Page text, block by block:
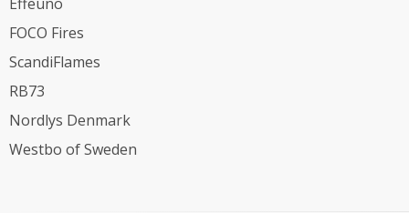
FOCO Fires
ScandiFlames
RB73
Nordlys Denmark
Westbo of Sweden